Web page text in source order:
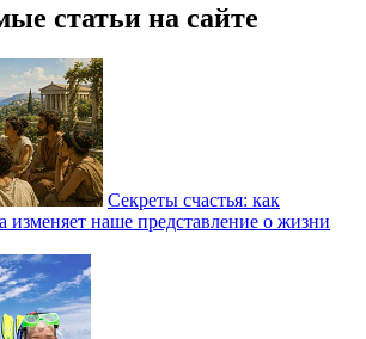
статьи на сайте
Секреты счастья: как
наше представление о жизни